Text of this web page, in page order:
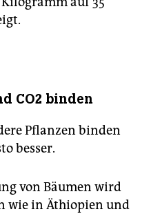
CO2 binden
Pflanzen binden
besser.
von Bäumen wird
wie in Äthiopien und